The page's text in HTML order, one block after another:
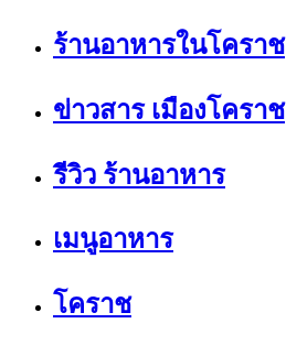
ร้านอาหารในโคราช
ข่าวสาร เมืองโคราช
รีวิว ร้านอาหาร
เมนูอาหาร
โคราช